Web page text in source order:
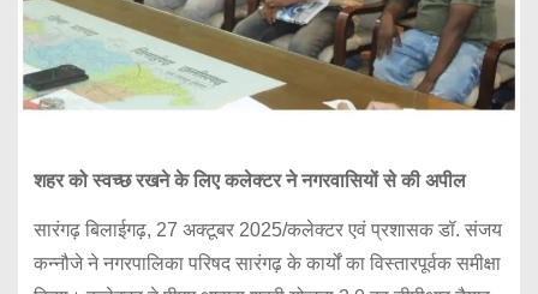
शहर को स्वच्छ रखने के लिए कलेक्टर ने नगरवासियों से की अपील
सारंगढ़ बिलाईगढ़, 27 अक्टूबर 2025/कलेक्टर एवं प्रशासक डॉ. संजय
कन्नौजे ने नगरपालिका परिषद सारंगढ़ के कार्यों का विस्तारपूर्वक समीक्षा